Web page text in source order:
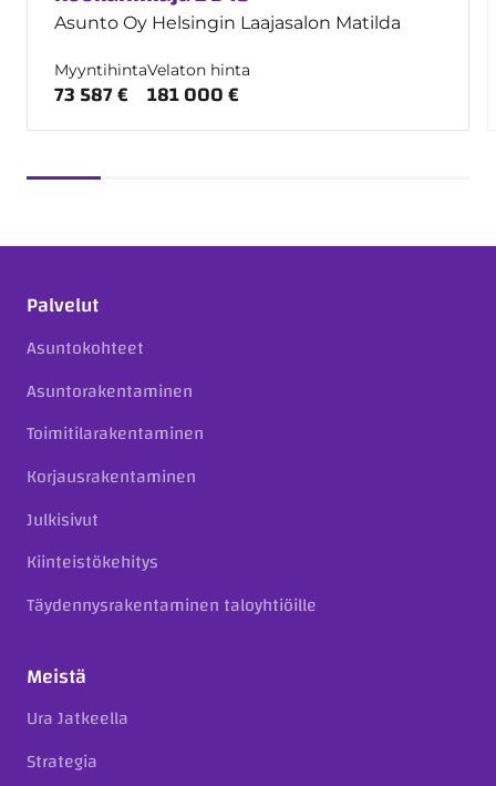
Asunto Oy Helsingin Laajasalon Matilda
Myyntihinta
73 587 €
Velaton hinta
181 000 €
Palvelut
Asuntokohteet
Asuntorakentaminen
Toimitilarakentaminen
Korjausrakentaminen
Julkisivut
Kiinteistökehitys
Täydennysrakentaminen taloyhtiöille
Meistä
Ura Jatkeella
Strategia